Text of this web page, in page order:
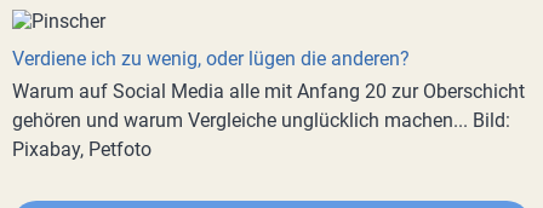
Verdiene ich zu wenig, oder lügen die anderen?
Warum auf Social Media alle mit Anfang 20 zur Oberschicht
gehören und warum Vergleiche unglücklich machen... Bild:
Pixabay, Petfoto